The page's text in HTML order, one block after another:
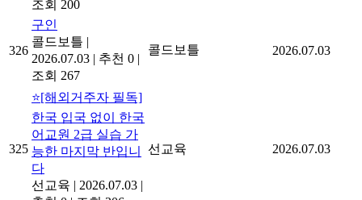
조회 200
326
구인
콜드보틀 |
2026.07.03 | 추천 0 |
조회 267
콜드보틀 2026.07.03
325
⭐[해외거주자 필독]
한국 입국 없이 한국
어교원 2급 실습 가
능한 마지막 반입니
다
선교육 | 2026.07.03 |
선교육 2026.07.03